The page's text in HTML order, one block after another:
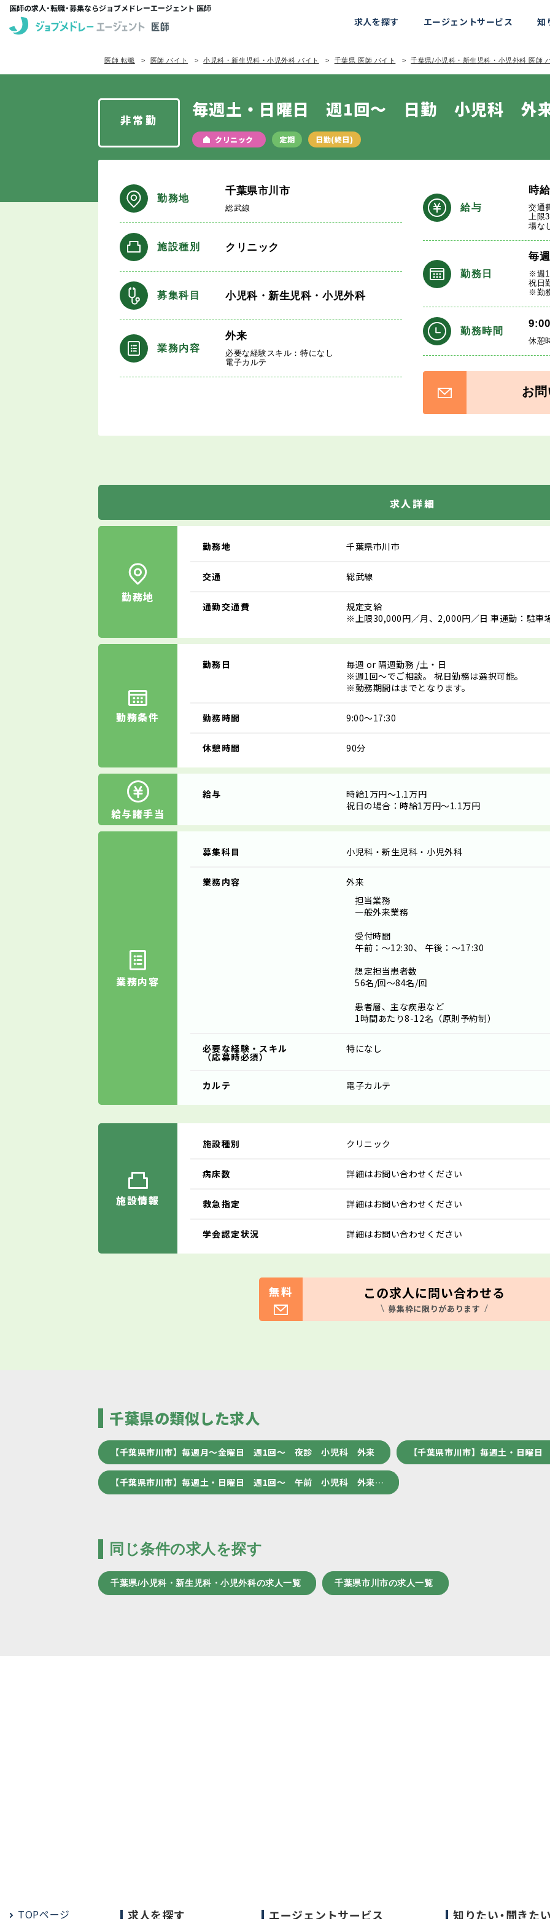
医師の求人・転職・募集ならジョブメドレーエージェント 医師
求人を探す エージェントサービス 知
医師 転職 医師 バイト 小児科・新生児科・小児外科 バイト 千葉県 医師 バイト 千葉県/小児科・新生児科・小児外科 医師
非常勤 毎週土・日曜日 週1回～ 日勤 小児科 外
クリニック 定期 日勤(終日)
勤務地
千葉県市川市
総武線
施設種別 クリニック
募集科目 小児科・新生児科・小児外科
業務内容
外来
必要な経験スキル：特になし
電子カルテ
給与
時給
交通
上限
場な
勤務日
毎週
※週1
祝日
※勤
勤務時間
休憩
お
求人詳細
勤務地
勤務地 千葉県市川市
交通 総武線
通勤交通費
規定支給
※上限30,000円／月、2,000円／日 車通勤：駐車
勤務条件
勤務日 毎週 or 隔週勤務 /土・日
※週1回～でご相談。 祝日勤務は選択可能。
※勤務期間はまでとなります。
勤務時間 9:00～17:30
休憩時間 90分
給与諸手当
給与
時給1万円～1.1万円
祝日の場合：時給1万円～1.1万円
業務内容
募集科目 小児科・新生児科・小児外科
業務内容
外来
担当業務
一般外来業務
受付時間
午前：～12:30、 午後：～17:30
想定担当患者数
56名/回～84名/回
患者層、主な疾患など
1時間あたり8-12名（原則予約制）
必要な経験・スキル
（応募時必須）
特になし
カルテ 電子カルテ
施設情報
施設種別 クリニック
病床数 詳細はお問い合わせください
救急指定 詳細はお問い合わせください
学会認定状況 詳細はお問い合わせください
無料 この求人に問い合わせる
募集枠に限りがあります
千葉県の類似した求人
【千葉県市川市】毎週月～金曜日 週1回～ 夜診 小児科 外来 【千葉県市川市】毎週土・日
【千葉県市川市】毎週土・日曜日 週1回～ 午前 小児科 外来…
同じ条件の求人を探す
千葉県/小児科・新生児科・小児外科の求人一覧 千葉県市川市の求人一覧
TOPページ 求人を探す エージェントサービス 知りたい・聞きた